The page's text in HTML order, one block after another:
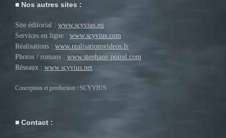
Nos autres sites :
Site éditorial : www.scyvius.eu
Services en ligne : www.scyvius.com
Réalisations : www.realisationsvideos.fr
Photos / romans : www.stephane-poirel.com
Réseaux : www.scyvius.net
Conception et production : SCYVIUS
Contact :